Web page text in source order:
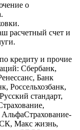
о
расчетный счет и
кредиту и прочие
Сбербанк,
Банк
Россельхозбанк,
стандарт,
Макс жизнь,